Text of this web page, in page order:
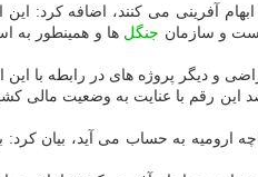
آفرینی می كنند، اضافه كرد: این
و سازمان جنگل ها و همینطور به
و دیگر پروژه های در رابطه با این
ابلاغی به پروژه های احیای دریاچه ارومیه در آذربایجان غربی از سال 1393 تا 1396 را 10 هزار و 552 میلیارد ریال
ارومیه به حساب می آید، بیان